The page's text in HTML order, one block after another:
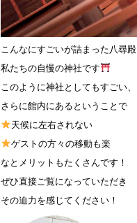
こんなにすごいが詰まった八尋殿
私たちの自慢の神社です
このように神社としてもすごい、
さらに館内にあるということで
天候に左右されない
ゲストの方々の移動も楽
なとメリットもたくさんです！
ぜひ直接ご覧になっていただき
その迫力を感じてください！